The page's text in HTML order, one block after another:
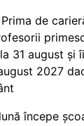
Prima de
31 august și
2027
începe